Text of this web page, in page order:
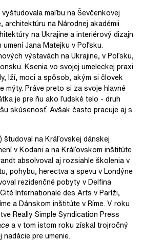
vyštudovala maľbu na Ševčenkovej
architektúru na Národnej akadémii
na Ukrajine a interiérový dizajn
Jana Matejku v Poľsku.
výstavách na Ukrajine, v Poľsku,
Ksenia vo svojej umeleckej praxi
lží, moci a spôsob, akým si človek
mýty. Práve preto si za svoje hlavné
je pre ňu ako ľudské telo - druh
skúsenosť. Avšak často pracuje aj s
študoval na Kráľovskej dánskej
v Kodani a na Kráľovskom inštitúte
absolvoval aj rozsiahle školenia v
pohybu, herectva a spevu v Londýne
rezidenčné pobyty v Delfina
Internationale des Arts v Paríži,
a Dánskom inštitúte v Ríme. V roku
Really Simple Syndication Press
a v tom istom roku získal trojročný
pre umenie.